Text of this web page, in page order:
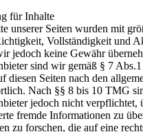
für Inhalte
unserer Seiten wurden mit
Vollständigkeit und
jedoch keine Gewähr
sind wir gemäß § 7
diesen Seiten nach den
Nach §§ 8 bis 10 TMG
jedoch nicht verpflichtet,
fremde Informationen zu
zu forschen, die auf eine